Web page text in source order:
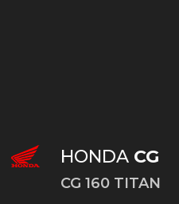
HONDA CG
CG 160 TITAN